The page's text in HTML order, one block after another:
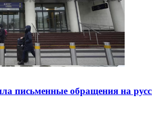
письменные обращения на